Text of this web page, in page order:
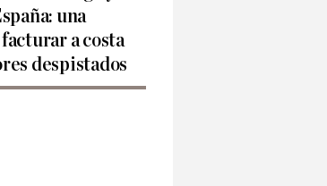
una
a costa
despistados